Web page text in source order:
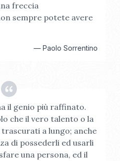
freccia
sempre potete avere
— Paolo Sorrentino
il genio più raffinato.
che il vero talento o la
a lungo; anche
di possederli ed usarli
una persona, ed il